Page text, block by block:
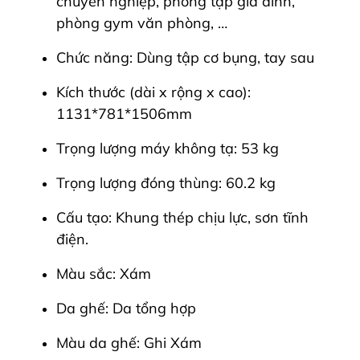
phòng gym văn phòng, …
Chức năng: Dùng tập cơ bụng, tay sau
Kích thước (dài x rộng x cao):
1131*781*1506mm
Trọng lượng máy không tạ: 53 kg
Trọng lượng đóng thùng: 60.2 kg
Cấu tạo: Khung thép chịu lực, sơn tĩnh
điện.
Màu sắc: Xám
Da ghế: Da tổng hợp
Màu da ghế: Ghi Xám